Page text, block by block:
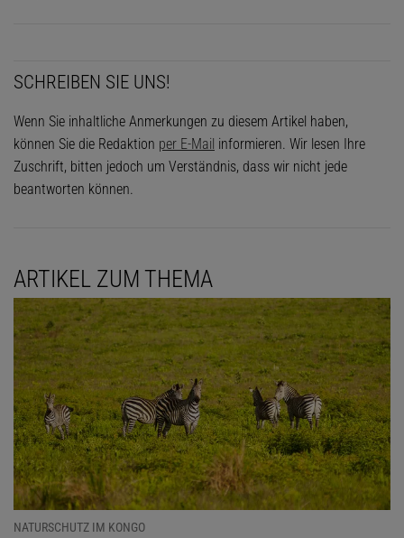
SCHREIBEN SIE UNS!
Wenn Sie inhaltliche Anmerkungen zu diesem Artikel haben,
können Sie die Redaktion per E-Mail informieren. Wir lesen Ihre
Zuschrift, bitten jedoch um Verständnis, dass wir nicht jede
beantworten können.
ARTIKEL ZUM THEMA
NATURSCHUTZ IM KONGO